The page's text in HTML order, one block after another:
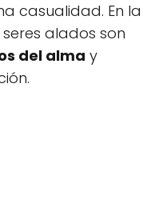
casualidad. En la
alados son
del alma y